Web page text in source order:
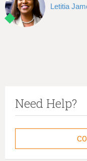
Letitia
Need Help?